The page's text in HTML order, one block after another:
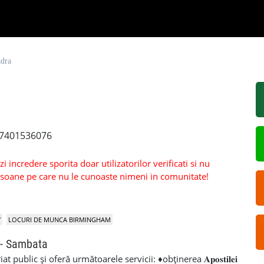
incredere sporita doar utilizatorilor verificati si nu
pe care nu le cunoaste nimeni in comunitate!
LOCURI DE MUNCA BIRMINGHAM
Sambata
public și oferă următoarele servicii: ♦obținerea 𝐀𝐩𝐨𝐬𝐭𝐢𝐥𝐞𝐢